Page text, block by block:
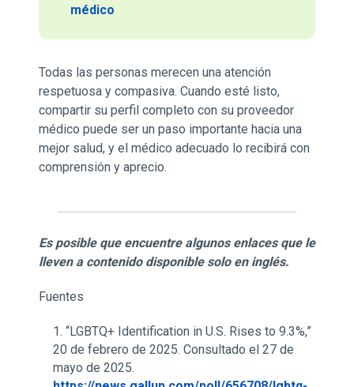
médico
Todas las personas merecen una atención
respetuosa y compasiva. Cuando esté listo,
compartir su perfil completo con su proveedor
médico puede ser un paso importante hacia una
mejor salud, y el médico adecuado lo recibirá con
comprensión y aprecio.
Es posible que encuentre algunos enlaces que le
lleven a contenido disponible solo en inglés.
Fuentes
“LGBTQ+ Identification in U.S. Rises to 9.3%,”
20 de febrero de 2025. Consultado el 27 de
mayo de 2025.